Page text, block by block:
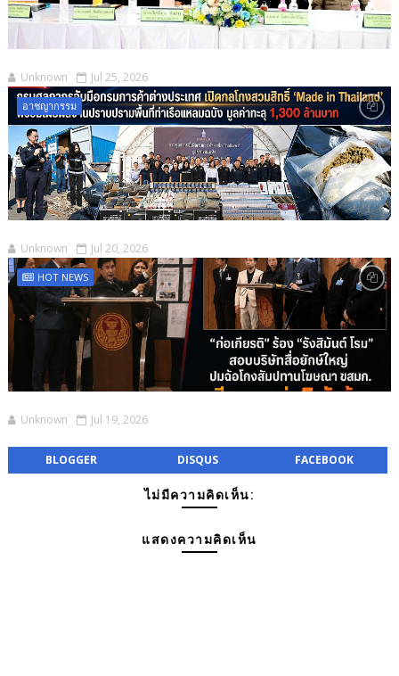
Unknown Jul 25, 2026
อาชญากรรม
Unknown Jul 20, 2026
HOT NEWS
Unknown Jul 19, 2026
BLOGGER DISQUS FACEBOOK
ไม่มีความคิดเห็น:
แสดงความคิดเห็น